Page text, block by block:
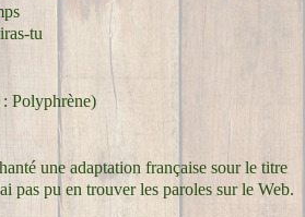
tu
Polyphrène)
une adaptation française sour le titre
pas pu en trouver les paroles sur le Web.